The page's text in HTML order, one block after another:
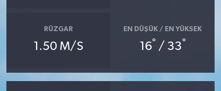
RÜZGAR
1.50 M/S
EN DÜŞÜK / EN YÜKSEK
16° / 33°